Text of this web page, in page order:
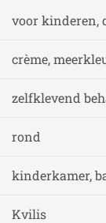
voor kinderen,
crème,
zelfklevend
rond
kinderkamer,
Kvilis